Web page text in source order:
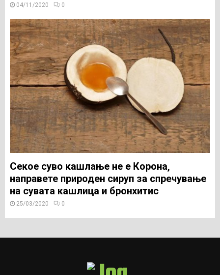
04/11/2020 0
Секое суво кашлање не е Корона,
направете природен сируп за спречување
на сувата кашлица и бронхитис
25/03/2020 0